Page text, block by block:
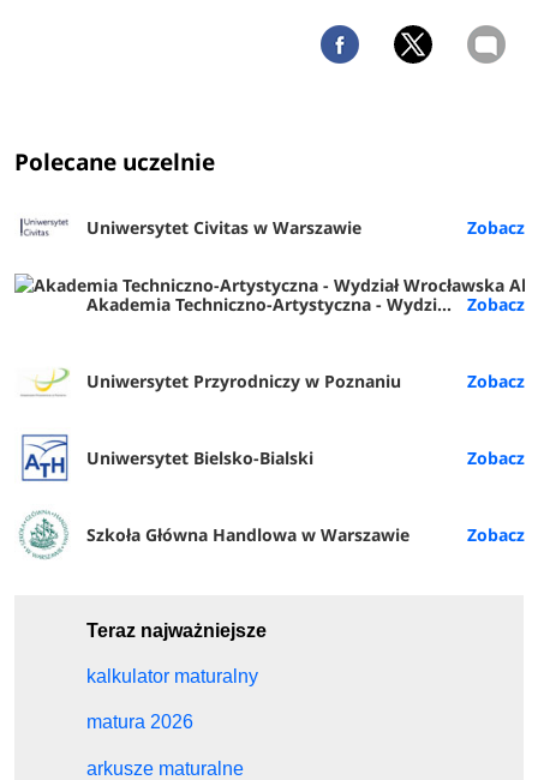
Polecane uczelnie
Uniwersytet Civitas w Warszawie
Akademia Techniczno-Artystyczna - Wydział Wrocławska Akademia Biznesu (ATA Wrocław)
Uniwersytet Przyrodniczy w Poznaniu
Uniwersytet Bielsko-Bialski
Szkoła Główna Handlowa w Warszawie
Teraz najważniejsze
kalkulator maturalny
matura 2026
arkusze maturalne